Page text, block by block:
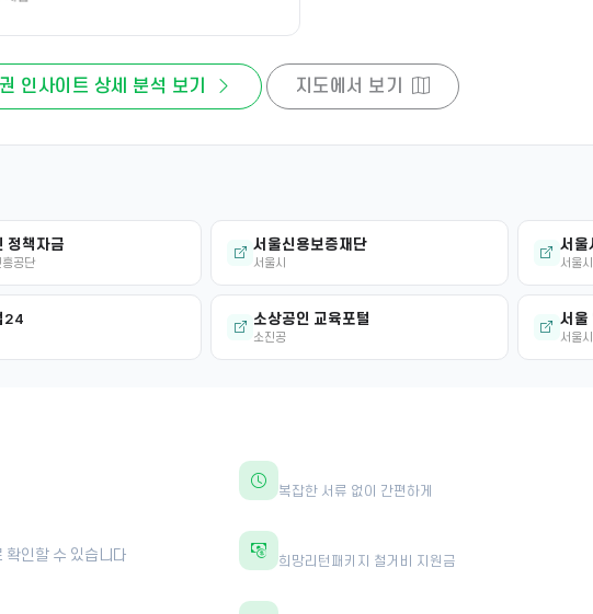
인사이트 상세 분석 보기 지도에서 보기
정책자금
공단
서울신용보증재단
서울시
서울
서울시
24 소상공인 교육포털
소진공
서울
서울시
확인할 수 있습니다
30초면 충분합니다
복잡한 서류 없이 간편하게
최대 600만원 지원
희망리턴패키지 철거비 지원금
전문가 1:1 상담